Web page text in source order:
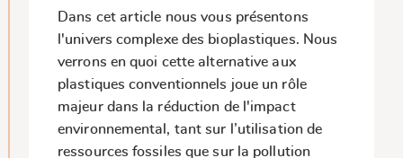
Dans cet article nous vous présentons
l'univers complexe des bioplastiques. Nous
verrons en quoi cette alternative aux
plastiques conventionnels joue un rôle
majeur dans la réduction de l'impact
environnemental, tant sur l’utilisation de
ressources fossiles que sur la pollution